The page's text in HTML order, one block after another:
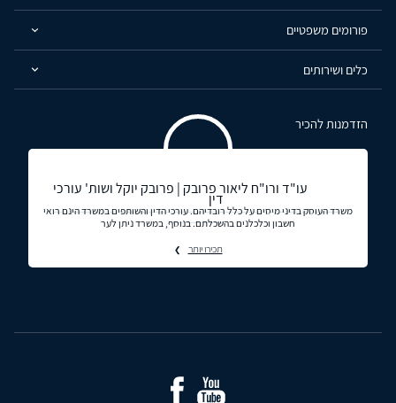
פורומים משפטיים
כלים ושירותים
הזדמנות להכיר
עו"ד ורו"ח ליאור פרובק | פרובק יוקל ושות' עורכי
דין
משרד העוסק בדיני מיסים על כלל רובדיהם. עורכי הדין והשותפים במשרד הינם רואי
חשבון וכלכלנים בהשכלתם. בנוסף, במשרד ניתן לער
תכירו יותר